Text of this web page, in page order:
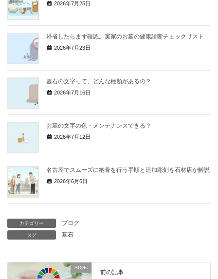
2026年7月25日
帰省したらまず確認。実家のお墓の健康診断チェックリスト
2026年7月23日
墓石の文字って、どんな種類があるの？
2026年7月16日
お墓の文字の色・メンテナンスできる？
2026年7月12日
名古屋でスムーズに納骨を行う手順と追加彫刻を石材店が解説
2026年6月6日
カテゴリー ブログ
タグ 墓石
SDGs
前の記事